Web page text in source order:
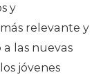
y
relevante y
las nuevas
jóvenes